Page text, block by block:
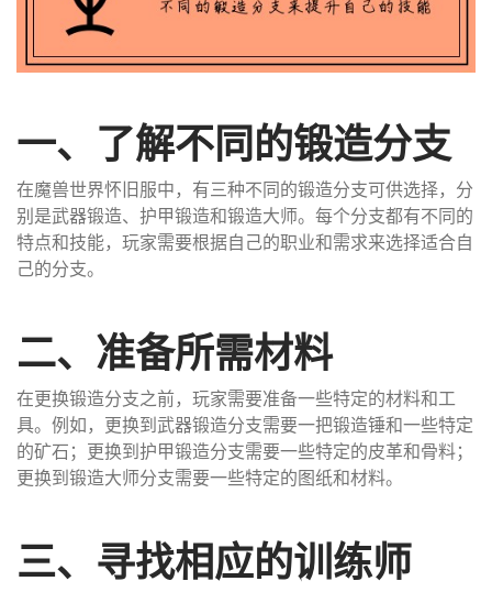
一、了解不同的锻造分支
在魔兽世界怀旧服中，有三种不同的锻造分支可供选择，分
别是武器锻造、护甲锻造和锻造大师。每个分支都有不同的
特点和技能，玩家需要根据自己的职业和需求来选择适合自
己的分支。
二、准备所需材料
在更换锻造分支之前，玩家需要准备一些特定的材料和工
具。例如，更换到武器锻造分支需要一把锻造锤和一些特定
的矿石；更换到护甲锻造分支需要一些特定的皮革和骨料；
更换到锻造大师分支需要一些特定的图纸和材料。
三、寻找相应的训练师